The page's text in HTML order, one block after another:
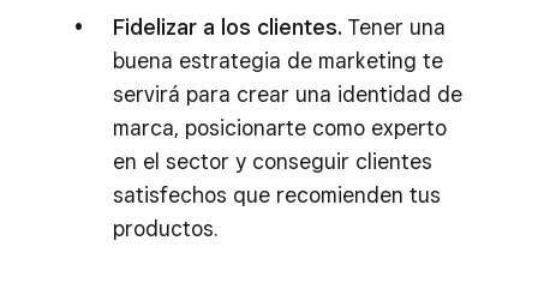
Fidelizar a los clientes. Tener una
buena estrategia de marketing te
servirá para crear una identidad de
marca, posicionarte como experto
en el sector y conseguir clientes
satisfechos que recomienden tus
productos.